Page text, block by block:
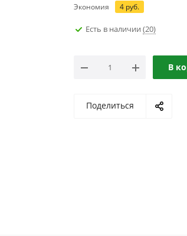
Экономия 4 руб.
Есть в наличии (20)
В
Поделиться